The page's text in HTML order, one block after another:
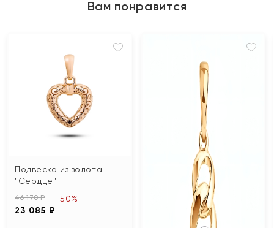
Вам понравится
Подвеска из золота
"Сердце"
46 170 ₽
23 085 ₽
-50%